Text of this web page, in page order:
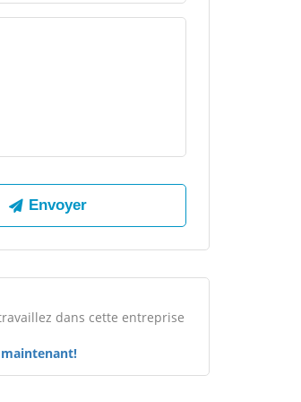
dans cette entreprise
maintenant!